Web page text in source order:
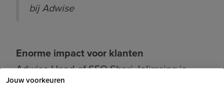
Jouw voorkeuren
bij Adwise
Enorme impact voor klanten
Adwise Head of SEO Shari Jalimsing is
buitengewoon trots op het winnen van de